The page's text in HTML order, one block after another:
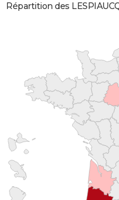
Répartition des